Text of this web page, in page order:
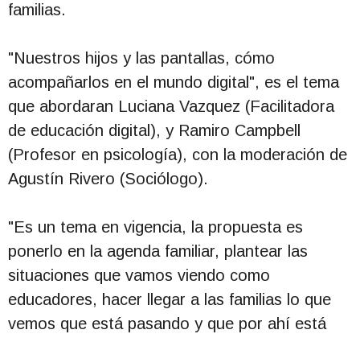
familias.
"Nuestros hijos y las pantallas, cómo
acompañarlos en el mundo digital", es el tema
que abordaran Luciana Vazquez (Facilitadora
de educación digital), y Ramiro Campbell
(Profesor en psicología), con la moderación de
Agustín Rivero (Sociólogo).
"Es un tema en vigencia, la propuesta es
ponerlo en la agenda familiar, plantear las
situaciones que vamos viendo como
educadores, hacer llegar a las familias lo que
vemos que está pasando y que por ahí está